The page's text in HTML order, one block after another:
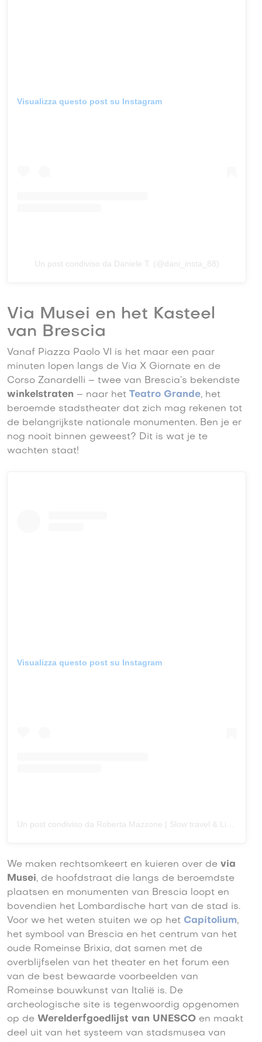
Visualizza questo post su Instagram
Un post condiviso da Daniele T. (@dani_insta_88)
Via Musei en het Kasteel
van Brescia
Vanaf Piazza Paolo VI is het maar een paar
minuten lopen langs de Via X Giornate en de
Corso Zanardelli – twee van Brescia’s bekendste
winkelstraten – naar het Teatro Grande, het
beroemde stadstheater dat zich mag rekenen tot
de belangrijkste nationale monumenten. Ben je er
nog nooit binnen geweest? Dit is wat je te
wachten staat!
Visualizza questo post su Instagram
Un post condiviso da Roberta Mazzone | Slow travel & Lifestyle (@_lagiuditta)
We maken rechtsomkeert en kuieren over de via
Musei, de hoofdstraat die langs de beroemdste
plaatsen en monumenten van Brescia loopt en
bovendien het Lombardische hart van de stad is.
Voor we het weten stuiten we op het Capitolium,
het symbool van Brescia en het centrum van het
oude Romeinse Brixia, dat samen met de
overblijfselen van het theater en het forum een
van de best bewaarde voorbeelden van
Romeinse bouwkunst van Italië is. De
archeologische site is tegenwoordig opgenomen
op de Werelderfgoedlijst van UNESCO en maakt
deel uit van het systeem van stadsmusea van